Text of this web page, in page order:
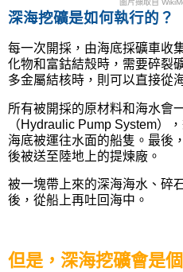
圖片擷取自
深海挖礦是如何執行的？
每一次開採，由海底採礦車收
化物和富鈷結殼時，需要碎裂
多金屬結核時，則可以直接從
所有被開採的原材料和海水會
（Hydraulic Pump System）
海底被運往水面的船隻。最後
後被送至陸地上的提煉廠。
被一塊帶上來的深海海水、碎
後，從船上再吐回海中。
但是，深海挖礦會是